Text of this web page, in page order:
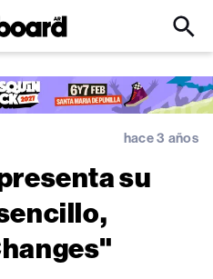
Click
Input
hace 3 años
su